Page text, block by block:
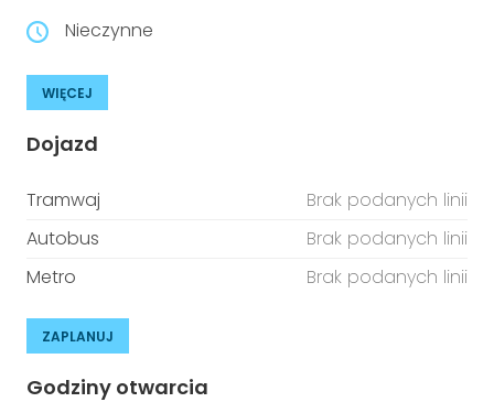
Nieczynne
WIĘCEJ
Dojazd
Tramwaj
Brak podanych linii
Autobus
Brak podanych linii
Metro
Brak podanych linii
ZAPLANUJ
Godziny otwarcia